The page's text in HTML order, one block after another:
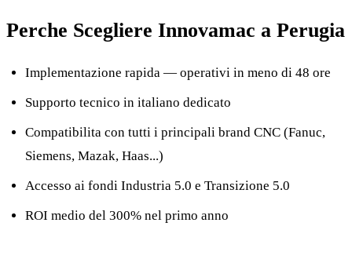
Perche Scegliere Innovamac a Perugia
Implementazione rapida — operativi in meno di 48 ore
Supporto tecnico in italiano dedicato
Compatibilita con tutti i principali brand CNC (Fanuc,
Siemens, Mazak, Haas...)
Accesso ai fondi Industria 5.0 e Transizione 5.0
ROI medio del 300% nel primo anno